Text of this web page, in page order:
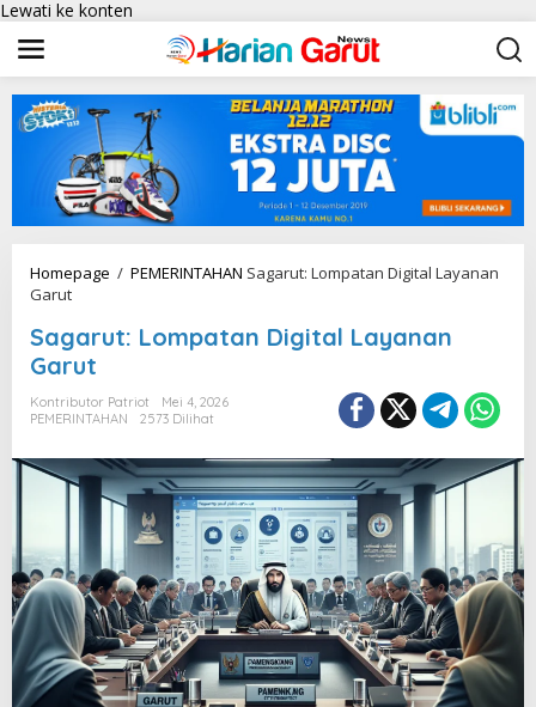
Lewati ke konten
Homepage / PEMERINTAHAN Sagarut: Lompatan Digital Layanan
Garut
Sagarut: Lompatan Digital Layanan
Garut
Kontributor Patriot
Mei 4, 2026
PEMERINTAHAN
2573 Dilihat